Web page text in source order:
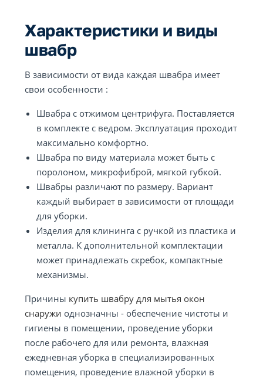
Характеристики и виды
швабр
В зависимости от вида каждая швабра имеет
свои особенности :
Швабра с отжимом центрифуга. Поставляется
в комплекте с ведром. Эксплуатация проходит
максимально комфортно.
Швабра по виду материала может быть с
поролоном, микрофиброй, мягкой губкой.
Швабры различают по размеру. Вариант
каждый выбирает в зависимости от площади
для уборки.
Изделия для клининга с ручкой из пластика и
металла. К дополнительной комплектации
может принадлежать скребок, компактные
механизмы.
Причины купить швабру для мытья окон
снаружи однозначны - обеспечение чистоты и
гигиены в помещении, проведение уборки
после рабочего для или ремонта, влажная
ежедневная уборка в специализированных
помещения, проведение влажной уборки в